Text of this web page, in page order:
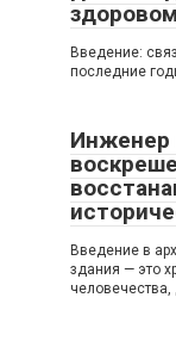
Введение:
последние
Инженер
Введение в
здания — это